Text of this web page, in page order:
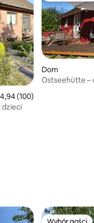
ocena: 4,94 na 5,
4,94 (100)
dzieci
Dom
Ostseehütte –